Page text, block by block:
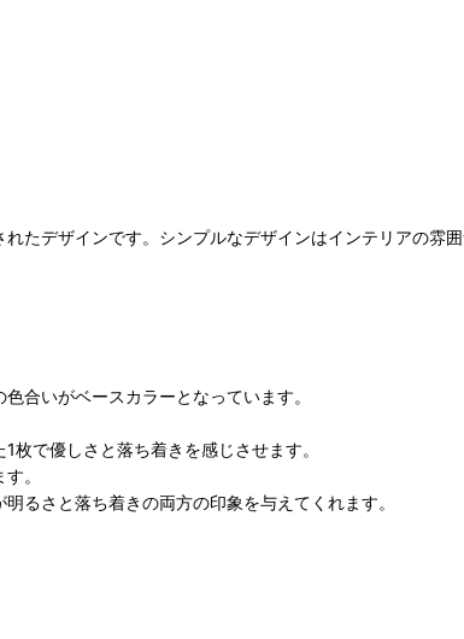
たデザインです。 シンプルなデザインはインテリアの雰
合いがベースカラーとなっています。
で優しさと落ち着きを感じさせます。
。
るさと落ち着きの両方の印象を与えてくれます。